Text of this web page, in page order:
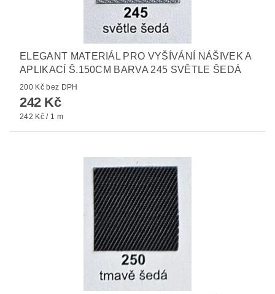
ELEGANT MATERIÁL PRO VYŠÍVÁNÍ NÁŠIVEK A
APLIKACÍ Š.150CM BARVA 245 SVĚTLE ŠEDÁ
200 Kč bez DPH
242 Kč
242 Kč / 1 m